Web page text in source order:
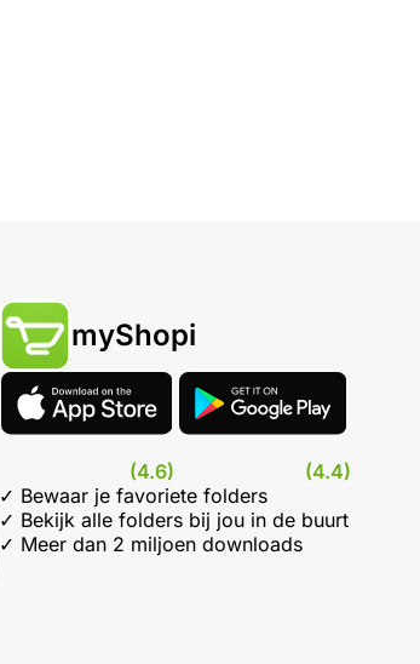
myShopi
(4.6)
(4.4)
✓ Bewaar je favoriete folders
✓ Bekijk alle folders bij jou in de buurt
✓ Meer dan 2 miljoen downloads